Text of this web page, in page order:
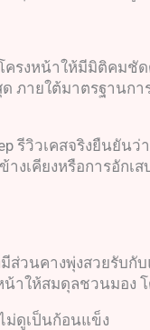
งหน้าให้มีมิติคมชัด
ายใต้มาตรฐานกา
รีวิวเคสจริงยืนยันว่
คียงหรือการอักเ
มีส่วนคางพุ่งสวยรั
าให้สมดุลชวนมอง
ม่ดูเป็นก้อนแข็ง